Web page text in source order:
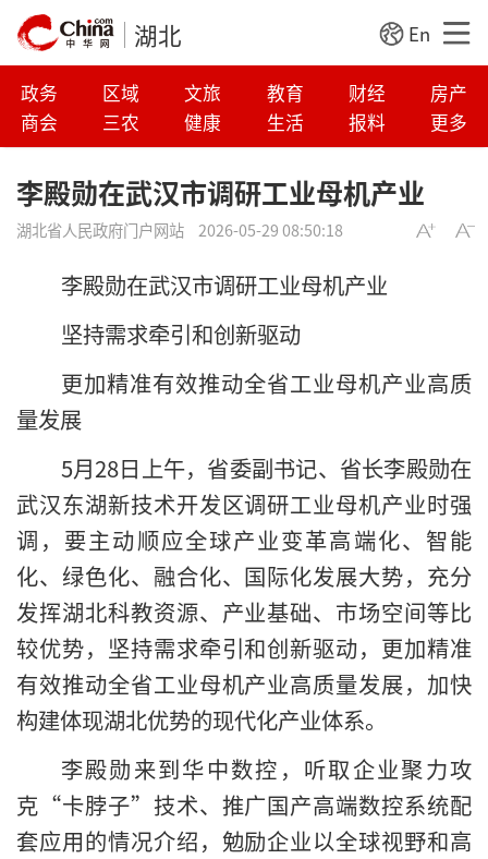
湖北 En
政务 区域 文旅 教育 财经
房产
商会
三农 健康 生活 报料 更多
李殿勋在武汉市调研工业母机产业
湖北省人民政府门户网站 2026-05-29 08:50:18
李殿勋在武汉市调研工业母机产业
坚持需求牵引和创新驱动
更加精准有效推动全省工业母机产业高质
量发展
5月28日上午，省委副书记、省长李殿勋在
武汉东湖新技术开发区调研工业母机产业时强
调，要主动顺应全球产业变革高端化、智能
化、绿色化、融合化、国际化发展大势，充分
发挥湖北科教资源、产业基础、市场空间等比
较优势，坚持需求牵引和创新驱动，更加精准
有效推动全省工业母机产业高质量发展，加快
构建体现湖北优势的现代化产业体系。
李殿勋来到华中数控，听取企业聚力攻
克“卡脖子”技术、推广国产高端数控系统配
套应用的情况介绍，勉励企业以全球视野和高